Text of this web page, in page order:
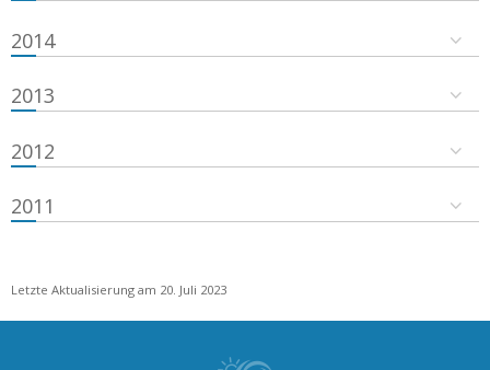
2014
2013
2012
2011
Letzte Aktualisierung am 20. Juli 2023